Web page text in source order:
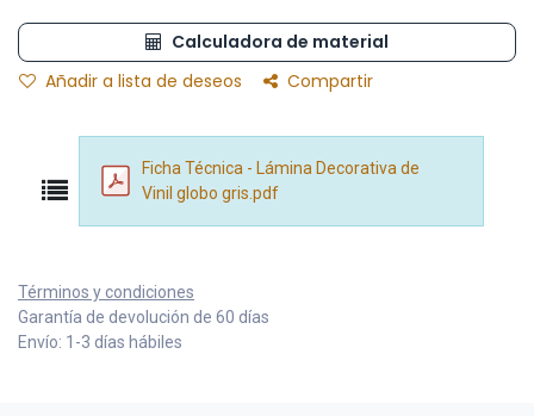
Calculadora de material
Añadir a lista de deseos
Compartir
Ficha Técnica - Lámina Decorativa de
Vinil globo gris.pdf
Términos y condiciones
Garantía de devolución de 60 días
Envío: 1-3 días hábiles